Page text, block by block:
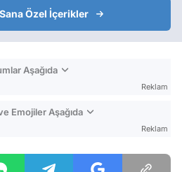
Özel İçerikler
Aşağıda
Reklam
Emojiler Aşağıda
Reklam